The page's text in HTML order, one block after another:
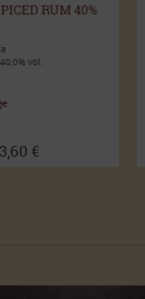
RUM 40%
vol.
€